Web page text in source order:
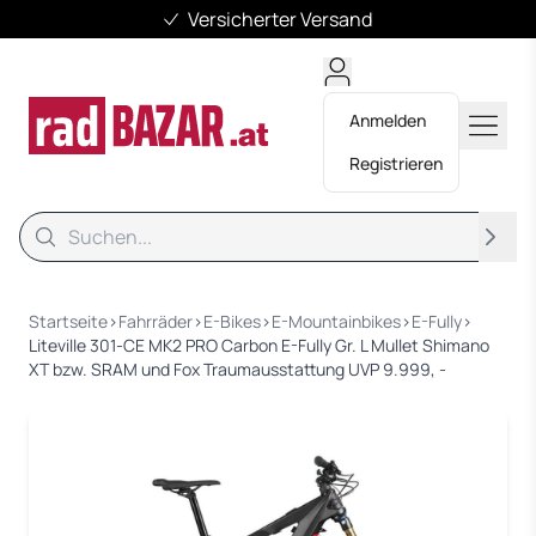
Versicherter Versand
Anmelden
Registrieren
Suche
Startseite›Fahrräder›E-Bikes›E-Mountainbikes›E-Fully›
Liteville 301-CE MK2 PRO Carbon E-Fully Gr. L Mullet Shimano
XT bzw. SRAM und Fox Traumausstattung UVP 9.999, -